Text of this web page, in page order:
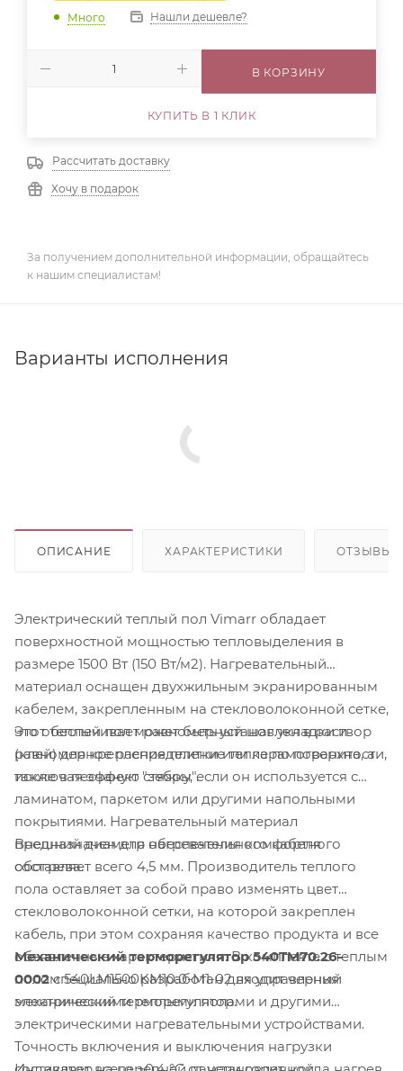
Много
Нашли дешевле?
В КОРЗИНУ
КУПИТЬ В 1 КЛИК
Рассчитать доставку
Хочу в подарок
За получением дополнительной информации, обращайтесь
к нашим специалистам!
Варианты исполнения
ОПИСАНИЕ ХАРАКТЕРИСТИКИ ОТЗЫВЫ
Электрический теплый пол Vimarr обладает
поверхностной мощностью тепловыделения в
размере 1500 Вт (150 Вт/м2). Нагревательный
материал оснащен двухжильным экранированным
кабелем, закрепленным на стекловолоконной сетке,
что обеспечивает равномерный шаг укладки и
равномерное распределение тепла по поверхности,
исключая эффект "зебры".
Этот теплый пол может быть установлен в раствор
(клей) для крепления плитки или керамогранита, а
также в песчаную стяжку, если он используется с
ламинатом, паркетом или другими напольными
покрытиями. Нагревательный материал
предназначен для обеспечения комфортного
обогрева.
Внешний диаметр нагревательного кабеля
составляет всего 4,5 мм. Производитель теплого
пола оставляет за собой право изменять цвет
стекловолоконной сетки, на которой закреплен
кабель, при этом сохраняя качество продукта и все
объявленные характеристики. В комплекте с теплым
полом 540LM1500KM10.0-M1-02 входит черный
механический терморегулятор.
Механический терморегулятор 540TM70.26-
0002специально разработан для управления
электрическими теплыми полами и другими
электрическими нагревательными устройствами.
Точность включения и выключения нагрузки